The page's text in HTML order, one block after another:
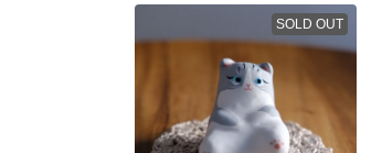
SOLD OUT